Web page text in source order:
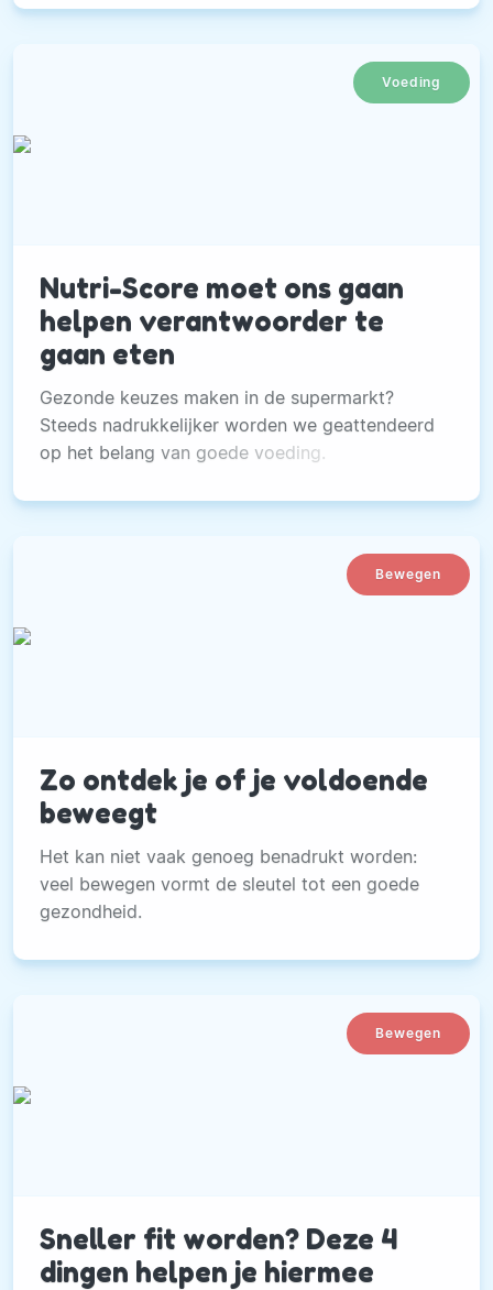
Voeding
Nutri-Score moet ons gaan
helpen verantwoorder te
gaan eten
Gezonde keuzes maken in de supermarkt?
Steeds nadrukkelijker worden we geattendeerd
op het belang van goede voeding.
Bewegen
Zo ontdek je of je voldoende
beweegt
Het kan niet vaak genoeg benadrukt worden:
veel bewegen vormt de sleutel tot een goede
gezondheid.
Bewegen
Sneller fit worden? Deze 4
dingen helpen je hiermee